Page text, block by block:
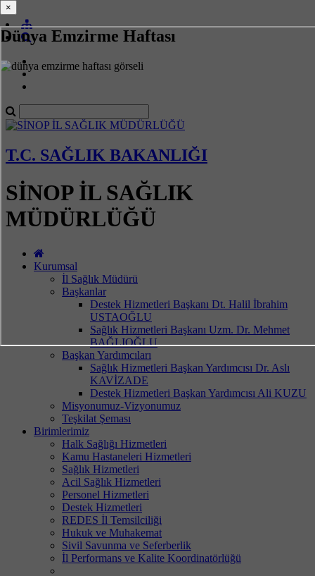
Dünya Emzirme Haftası
T.C. SAĞLIK BAKANLIĞI
SİNOP İL SAĞLIK
MÜDÜRLÜĞÜ
Kurumsal
İl Sağlık Müdürü
Başkanlar
Destek Hizmetleri Başkanı Dt. Halil İbrahim
USTAOĞLU
Sağlık Hizmetleri Başkanı Uzm. Dr. Mehmet
BAĞLIOĞLU
Başkan Yardımcıları
Sağlık Hizmetleri Başkan Yardımcısı Dr. Aslı
KAVİZADE
Destek Hizmetleri Başkan Yardımcısı Ali KUZU
Misyonumuz-Vizyonumuz
Teşkilat Şeması
Birimlerimiz
Halk Sağlığı Hizmetleri
Kamu Hastaneleri Hizmetleri
Sağlık Hizmetleri
Acil Sağlık Hizmetleri
Personel Hizmetleri
Destek Hizmetleri
REDES İl Temsilciliği
Hukuk ve Muhakemat
Sivil Savunma ve Seferberlik
İl Performans ve Kalite Koordinatörlüğü
×